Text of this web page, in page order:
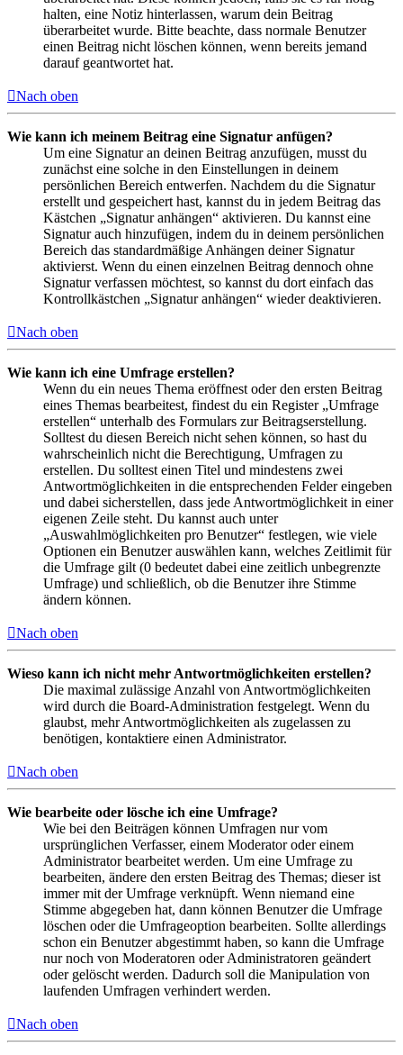
halten, eine Notiz hinterlassen, warum dein Beitrag
überarbeitet wurde. Bitte beachte, dass normale Benutzer
einen Beitrag nicht löschen können, wenn bereits jemand
darauf geantwortet hat.
Nach oben
Wie kann ich meinem Beitrag eine Signatur anfügen?
Um eine Signatur an deinen Beitrag anzufügen, musst du
zunächst eine solche in den Einstellungen in deinem
persönlichen Bereich entwerfen. Nachdem du die Signatur
erstellt und gespeichert hast, kannst du in jedem Beitrag das
Kästchen „Signatur anhängen“ aktivieren. Du kannst eine
Signatur auch hinzufügen, indem du in deinem persönlichen
Bereich das standardmäßige Anhängen deiner Signatur
aktivierst. Wenn du einen einzelnen Beitrag dennoch ohne
Signatur verfassen möchtest, so kannst du dort einfach das
Kontrollkästchen „Signatur anhängen“ wieder deaktivieren.
Nach oben
Wie kann ich eine Umfrage erstellen?
Wenn du ein neues Thema eröffnest oder den ersten Beitrag
eines Themas bearbeitest, findest du ein Register „Umfrage
erstellen“ unterhalb des Formulars zur Beitragserstellung.
Solltest du diesen Bereich nicht sehen können, so hast du
wahrscheinlich nicht die Berechtigung, Umfragen zu
erstellen. Du solltest einen Titel und mindestens zwei
Antwortmöglichkeiten in die entsprechenden Felder eingeben
und dabei sicherstellen, dass jede Antwortmöglichkeit in einer
eigenen Zeile steht. Du kannst auch unter
„Auswahlmöglichkeiten pro Benutzer“ festlegen, wie viele
Optionen ein Benutzer auswählen kann, welches Zeitlimit für
die Umfrage gilt (0 bedeutet dabei eine zeitlich unbegrenzte
Umfrage) und schließlich, ob die Benutzer ihre Stimme
ändern können.
Nach oben
Wieso kann ich nicht mehr Antwortmöglichkeiten erstellen?
Die maximal zulässige Anzahl von Antwortmöglichkeiten
wird durch die Board-Administration festgelegt. Wenn du
glaubst, mehr Antwortmöglichkeiten als zugelassen zu
benötigen, kontaktiere einen Administrator.
Nach oben
Wie bearbeite oder lösche ich eine Umfrage?
Wie bei den Beiträgen können Umfragen nur vom
ursprünglichen Verfasser, einem Moderator oder einem
Administrator bearbeitet werden. Um eine Umfrage zu
bearbeiten, ändere den ersten Beitrag des Themas; dieser ist
immer mit der Umfrage verknüpft. Wenn niemand eine
Stimme abgegeben hat, dann können Benutzer die Umfrage
löschen oder die Umfrageoption bearbeiten. Sollte allerdings
schon ein Benutzer abgestimmt haben, so kann die Umfrage
nur noch von Moderatoren oder Administratoren geändert
oder gelöscht werden. Dadurch soll die Manipulation von
laufenden Umfragen verhindert werden.
Nach oben